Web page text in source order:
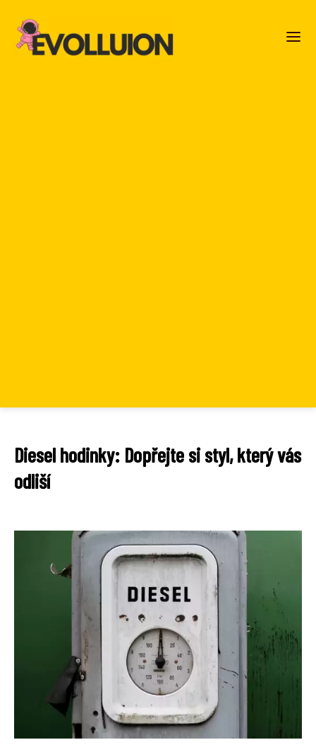
Diesel hodinky: Dopřejte si styl, který vás
odliší